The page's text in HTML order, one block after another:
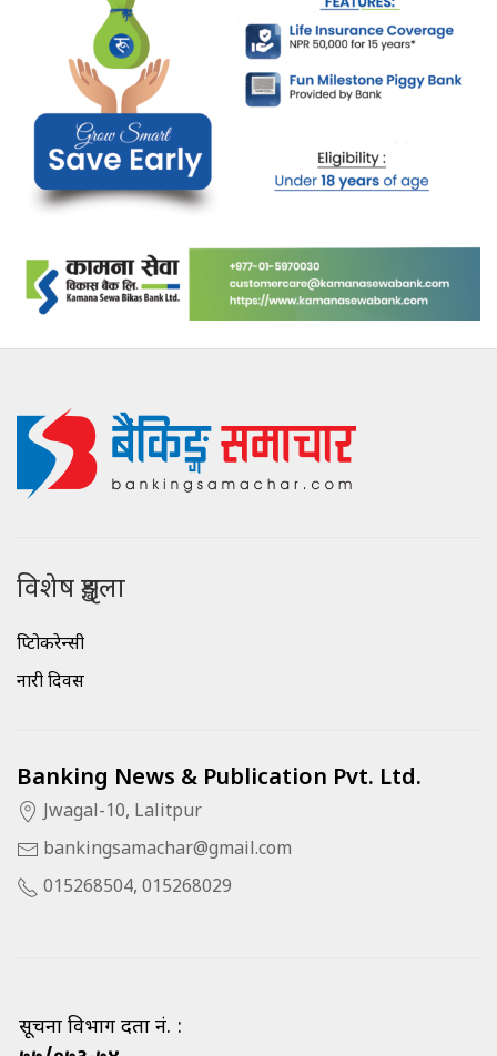
विशेष शृङ्खला
क्रिप्टोकरेन्सी
नारी दिवस
Banking News & Publication Pvt. Ltd.
Jwagal-10, Lalitpur
bankingsamachar@gmail.com
015268504, 015268029
सूचना विभाग दर्ता नं. :